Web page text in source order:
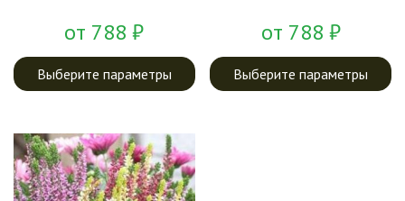
от 788₽
Выберите параметры
от 788 ₽
Выберите параметры